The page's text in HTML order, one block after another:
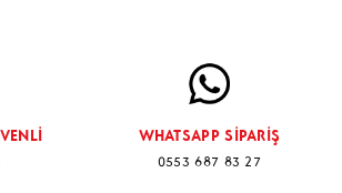
WHATSAPP SİPARİŞ
0553 687 83 27